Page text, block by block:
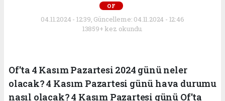
OF
04.11.2024 - 12:39, Güncelleme: 04.11.2024 - 12:46
13859+ kez okundu.
Of'ta 4 Kasım Pazartesi 2024 günü neler
olacak? 4 Kasım Pazartesi günü hava durumu
nasıl olacak? 4 Kasım Pazartesi günü Of'ta